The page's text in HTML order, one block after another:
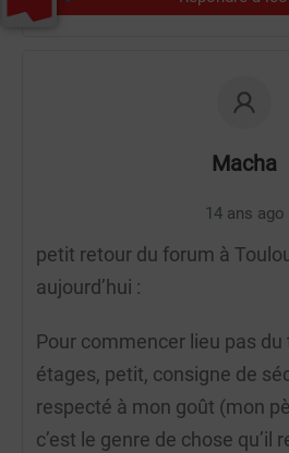
Macha
14 ans ago
petit retour du forum à
aujourd’hui :
Pour commencer lieu pas
étages, petit, consigne de
respecté à mon goût (mon
c’est le genre de chose qu’il